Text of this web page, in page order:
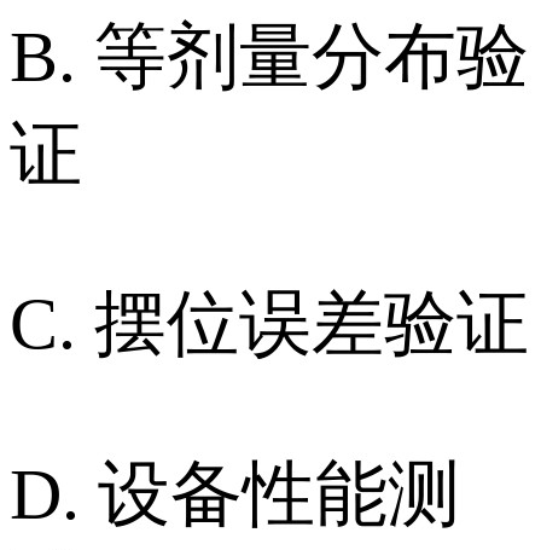
B. 等剂量分布验
证
C. 摆位误差验证
D. 设备性能测